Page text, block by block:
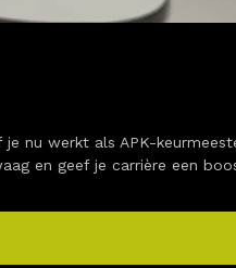
nu werkt als APK-
en geef je carrière een